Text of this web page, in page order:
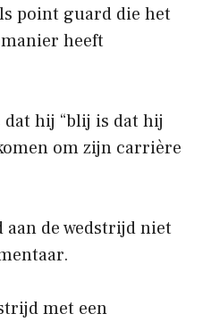
point guard die het
heeft
dat hij “blij is dat hij
om zijn carrière
aan de wedstrijd niet
met een